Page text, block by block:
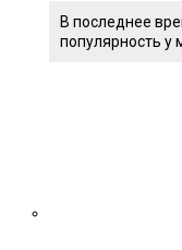
В последнее
популярность у